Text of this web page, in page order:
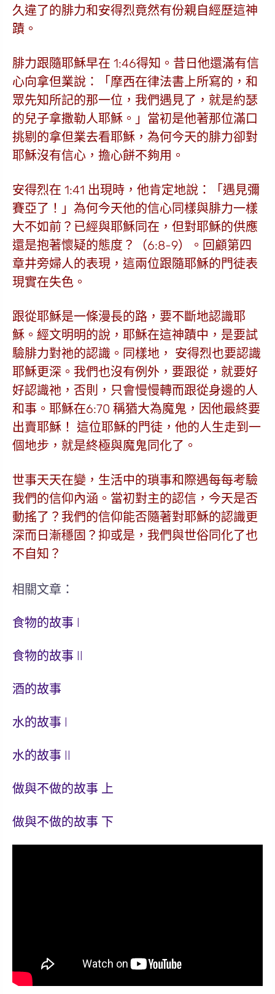
久違了的腓力和安得烈竟然有份親自經歷這神
蹟。
腓力跟隨耶穌早在 1:46得知。昔日他還滿有信
心向拿但業說：「摩西在律法書上所寫的，和
眾先知所記的那一位，我們遇見了，就是約瑟
的兒子拿撒勒人耶穌。」當初是他著那位滿口
挑剔的拿但業去看耶穌，為何今天的腓力卻對
耶穌沒有信心，擔心餅不夠用。
安得烈在 1:41 出現時，他肯定地說：「遇見彌
賽亞了！」為何今天他的信心同樣與腓力一樣
大不如前？已經與耶穌同在，但對耶穌的供應
還是抱著懷疑的態度？（6:8-9）。回顧第四
章井旁婦人的表現，這兩位跟隨耶穌的門徒表
現實在失色。
跟從耶穌是一條漫長的路，要不斷地認識耶
穌。 經文明明的說，耶穌在這神蹟中，是要試
驗腓力對祂的認識。同樣地， 安得烈也要認識
耶穌更深。我們也沒有例外，要跟從，就要好
好認識祂，否則，只會慢慢轉而跟從身邊的人
和事。耶穌在6:70 稱猶大為魔鬼，因他最終要
出賣耶穌！ 這位耶穌的門徒，他的人生走到一
個地步，就是終極與魔鬼同化了。
世事天天在變，生活中的瑣事和際遇每每考驗
我們的信仰內涵。當初對主的認信，今天是否
動搖了？我們的信仰能否隨著對耶穌的認識更
深而日漸穩固？抑或是，我們與世俗同化了也
不自知？
相關文章：
食物的故事 I
食物的故事 II
酒的故事
水的故事 I
水的故事 II
做與不做的故事 上
做與不做的故事 下